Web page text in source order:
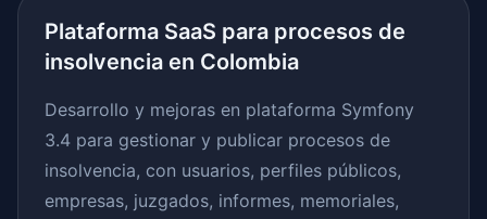
Plataforma SaaS para procesos de
insolvencia en Colombia
Desarrollo y mejoras en plataforma Symfony
3.4 para gestionar y publicar procesos de
insolvencia, con usuarios, perfiles públicos,
empresas, juzgados, informes, memoriales,